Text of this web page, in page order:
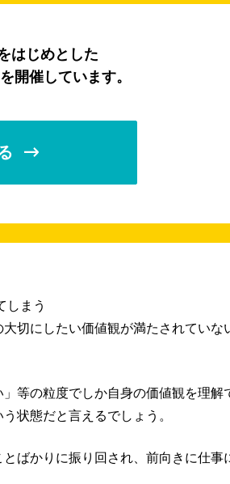
はじめとした
開催しています。
しまう
切にしたい価値観が満たされていな
等の粒度でしか自身の価値観を理解
状態だと言えるでしょう。
ばかりに振り回され、前向きに仕事